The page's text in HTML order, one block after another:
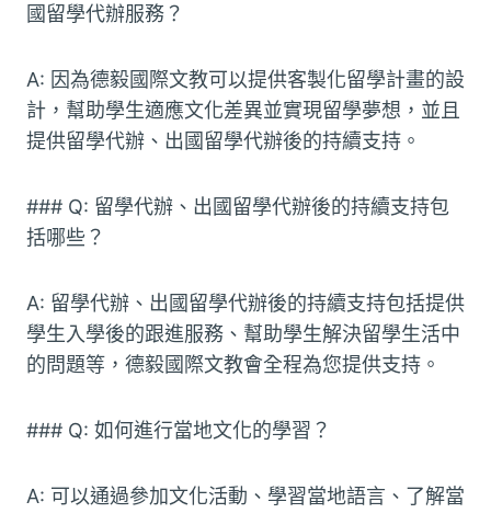
國留學代辦服務？
A: 因為德毅國際文教可以提供客製化留學計畫的設
計，幫助學生適應文化差異並實現留學夢想，並且
提供留學代辦、出國留學代辦後的持續支持。
### Q: 留學代辦、出國留學代辦後的持續支持包
括哪些？
A: 留學代辦、出國留學代辦後的持續支持包括提供
學生入學後的跟進服務、幫助學生解決留學生活中
的問題等，德毅國際文教會全程為您提供支持。
### Q: 如何進行當地文化的學習？
A: 可以通過參加文化活動、學習當地語言、了解當